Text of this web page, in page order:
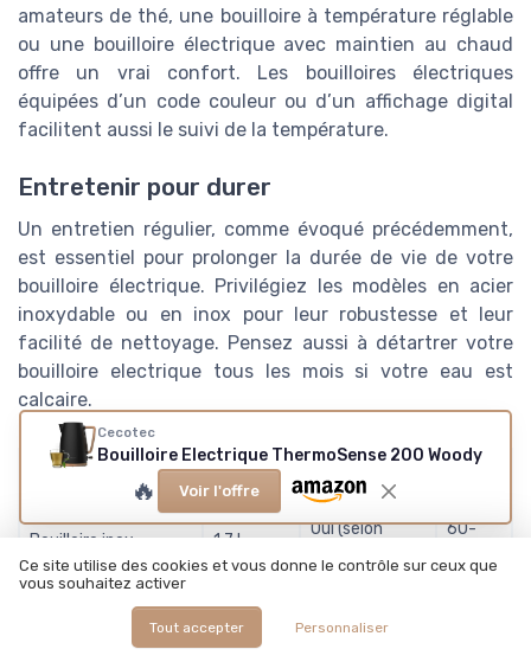
amateurs de thé, une bouilloire à température réglable
ou une bouilloire électrique avec maintien au chaud
offre un vrai confort. Les bouilloires électriques
équipées d’un code couleur ou d’un affichage digital
facilitent aussi le suivi de la température.
Entretenir pour durer
Un entretien régulier, comme évoqué précédemment,
est essentiel pour prolonger la durée de vie de votre
bouilloire électrique. Privilégiez les modèles en acier
inoxydable ou en inox pour leur robustesse et leur
facilité de nettoyage. Pensez aussi à détartrer votre
bouilloire electrique tous les mois si votre eau est
calcaire.
Type de bouilloire Capacité
Température
réglable
Prix
Bouilloire inox 1,7 L
Oui (selon
60-
Bouilloire SMEG 1,7 L
Cecotec
Bouilloire Electrique ThermoSense 200 Woody
🔥 Voir l'offre
Ce site utilise des cookies et vous donne le contrôle sur ceux que
vous souhaitez activer
Tout accepter Personnaliser